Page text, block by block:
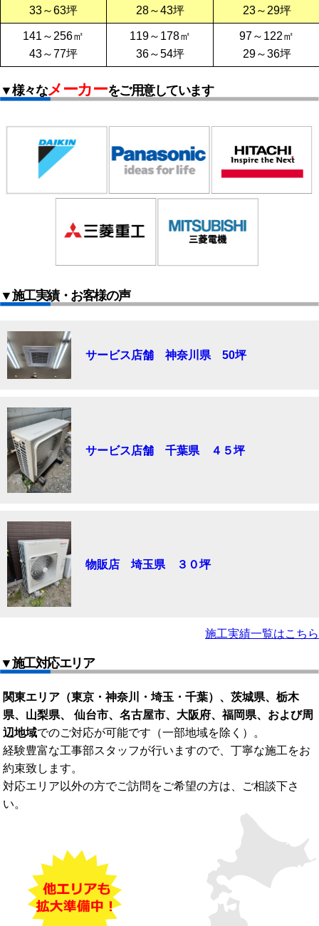
33～63坪
28～43坪
23～29坪
141～256㎡
43～77坪
119～178㎡
36～54坪
97～122㎡
29～36坪
▼様々なメーカーをご用意しています
▼施工実績・お客様の声
サービス店舗 神奈川県 50坪
サービス店舗 千葉県 ４５坪
物販店 埼玉県 ３０坪
施工実績一覧はこちら
▼施工対応エリア
関東エリア（東京・神奈川・埼玉・千葉）、茨城県、栃木
県、山梨県、 仙台市、名古屋市、大阪府、福岡県、および周
辺地域でのご対応が可能です（一部地域を除く）。
経験豊富な工事部スタッフが行いますので、丁寧な施工をお
約束致します。
対応エリア以外の方でご訪問をご希望の方は、ご相談下さ
い。